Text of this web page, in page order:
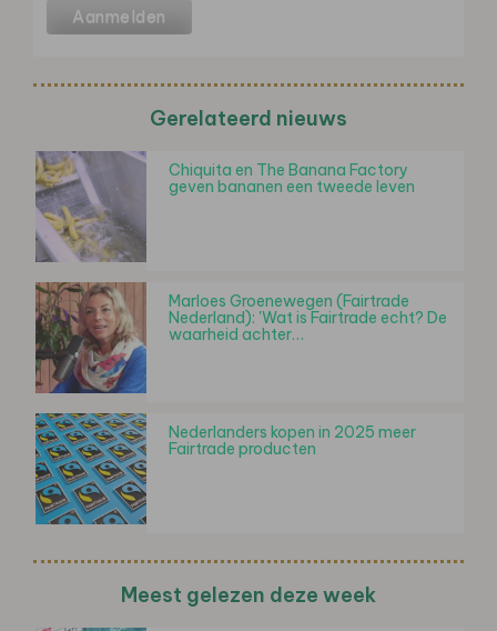
Gerelateerd nieuws
Chiquita en The Banana Factory
geven bananen een tweede leven
Marloes Groenewegen (Fairtrade
Nederland): 'Wat is Fairtrade echt? De
waarheid achter…
Nederlanders kopen in 2025 meer
Fairtrade producten
Meest gelezen deze week